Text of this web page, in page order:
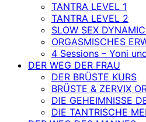
TANTRA LEVEL 1
TANTRA LEVEL 2
SLOW SEX
ORGASMISCHES
4 Sessions – Yoni
DER WEG DER FRAU
DER BRÜSTE KURS
BRÜSTE & ZERVIX
DIE GEHEIMNISSE
DIE TANTRISCHE